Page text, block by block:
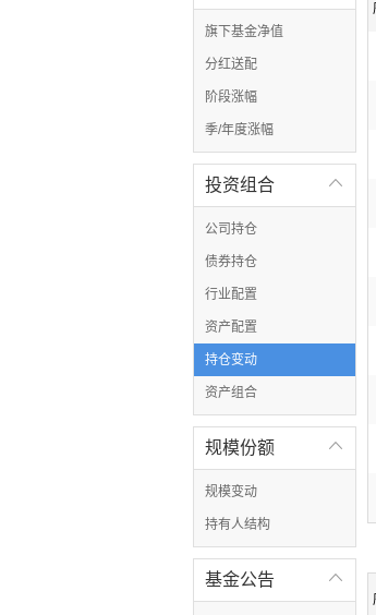
旗下基金净值
分红送配
阶段涨幅
季/年度涨幅

投资组合
公司持仓
债券持仓
行业配置
资产配置
持仓变动
资产组合

规模份额
规模变动
持有人结构

基金公告